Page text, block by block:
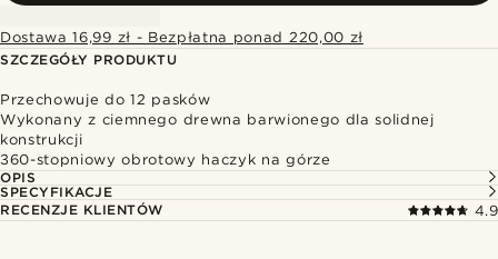
Dostawa 16,99 zł - Bezpłatna ponad 220,00 zł
SZCZEGÓŁY PRODUKTU
Przechowuje do 12 pasków
Wykonany z ciemnego drewna barwionego dla solidnej
konstrukcji
360-stopniowy obrotowy haczyk na górze
OPIS
SPECYFIKACJE
RECENZJE KLIENTÓW
4.9